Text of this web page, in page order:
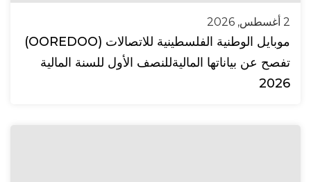
2 أغسطس, 2026
موبايل الوطنية الفلسطينية للاتصالات (OOREDOO)
تفصح عن بياناتها الماليةللنصف الأول للسنة المالية
2026